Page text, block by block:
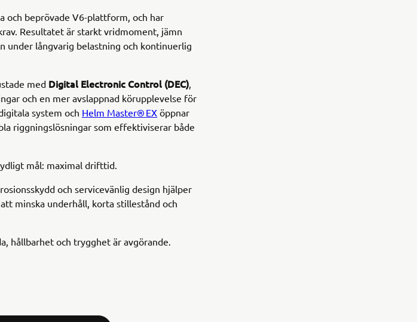
och beprövade V6-plattform, och har
Resultatet är starkt vridmoment, jämn
under långvarig belastning och kontinuerlig
med Digital Electronic Control (DEC),
och en mer avslappnad körupplevelse för
system och Helm Master® EX öppnar
riggningslösningar som effektiviserar både
mål: maximal drifttid.
och servicevänlig design hjälper
minska underhåll, korta stillestånd och
hållbarhet och trygghet är avgörande.